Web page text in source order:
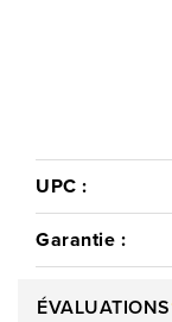
UPC :
Garantie :
ÉVALUATIONS